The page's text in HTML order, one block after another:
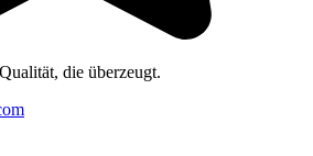
die überzeugt.